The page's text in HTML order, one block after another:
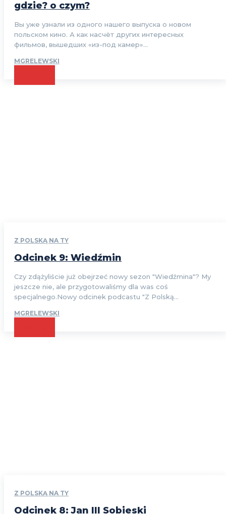
gdzie? o czym?
Вы уже узнали из одного нашего выпуска о новом
польском кино. А как насчёт других интересных
фильмов, вышедших «из-под камер»...
MGRELEWSKI
Z POLSKĄ NA TY
Odcinek 9: Wiedźmin
Czy zdążyliście już obejrzeć nowy sezon "Wiedźmina"? My
jeszcze nie, ale przygotowaliśmy dla was coś
specjalnego.Nowy odcinek podcastu "Z Polską...
MGRELEWSKI
Z POLSKĄ NA TY
Odcinek 8: Jan III Sobieski